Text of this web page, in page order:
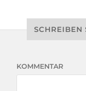
SCHREIBEN
KOMMENTAR